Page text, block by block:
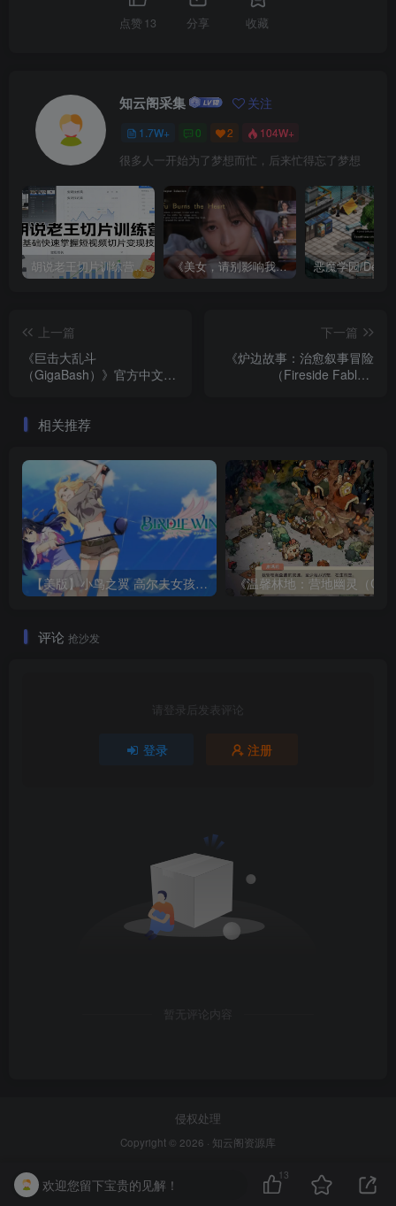
点赞 13 分享 收藏
知云阁采集 关注
1.7W+ 0 2 104W+
很多人一开始为了梦想而忙，后来忙得忘了梦想
胡说老王切片训练营，零基础快速掌握短视频切片变现技巧 《美女，请别影响我成仙全球版》中文版
上一篇
《巨击大乱斗
（GigaBash）》官方中文
下一篇
《炉边故事：治愈叙事冒险
（Fireside Fables:
相关推荐
【美版】小鸟之翼 高尔夫女孩故事 .BIRDIE WING -Golf Girls’ Story- 中文
评论 抢沙发
请登录后发表评论
登录 注册
暂无评论内容
侵权处理
Copyright © 2026 · 知云阁资源库
欢迎您留下宝贵的见解！
13